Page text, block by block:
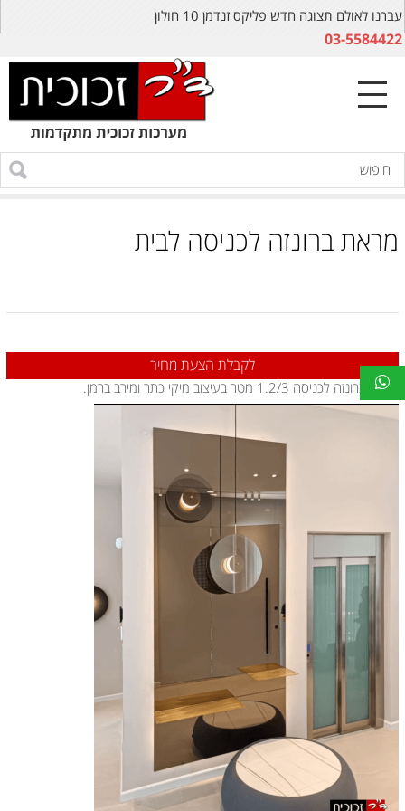
עברנו לאולם תצוגה חדש פליקס זנדמן 10 חולון
03-5584422
מראת ברונזה לכניסה לבית
לקבלת הצעת מחיר
מראת ברונזה לכניסה 1.2/3 מטר בעיצוב מיקי כתר ומירב ברמן.